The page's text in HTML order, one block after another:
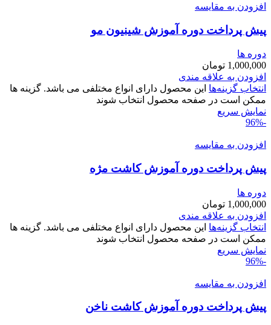
افزودن به مقایسه
پیش پرداخت دوره آموزش شینیون مو
دوره ها
1,000,000 تومان
افزودن به علاقه مندی
انتخاب گزینه‌ها این محصول دارای انواع مختلفی می باشد. گزینه ها
ممکن است در صفحه محصول انتخاب شوند
نمایش سریع
-96%
افزودن به مقایسه
پیش پرداخت دوره آموزش کاشت مژه
دوره ها
1,000,000 تومان
افزودن به علاقه مندی
انتخاب گزینه‌ها این محصول دارای انواع مختلفی می باشد. گزینه ها
ممکن است در صفحه محصول انتخاب شوند
نمایش سریع
-96%
افزودن به مقایسه
پیش پرداخت دوره آموزش کاشت ناخن